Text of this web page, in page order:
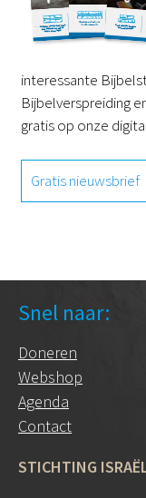
interessante
Bijbelverspreiding
gratis op onze
Gratis nieuwsbrief
Snel naar:
Doneren
Webshop
Agenda
Contact
STICHTING